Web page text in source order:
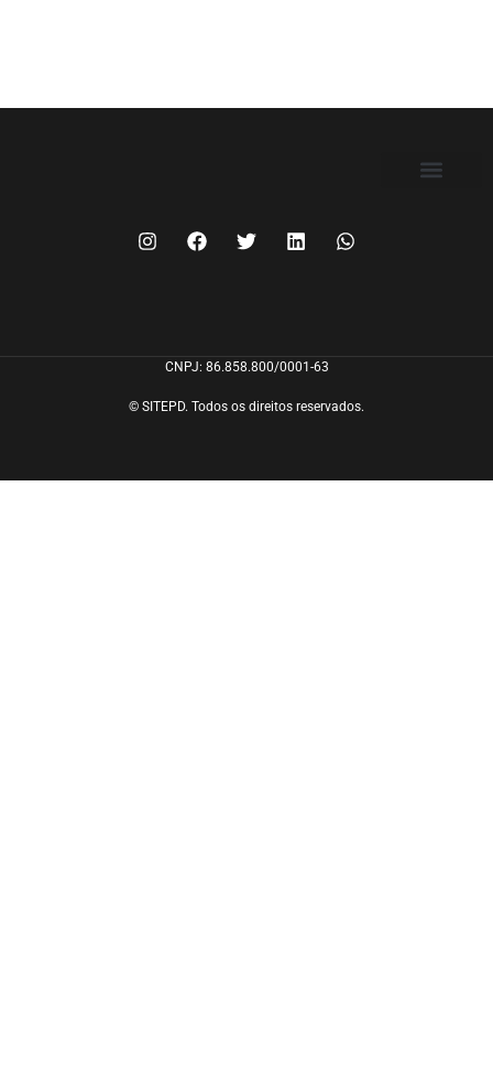
CNPJ: 86.858.800/0001-63
© SITEPD. Todos os direitos reservados.